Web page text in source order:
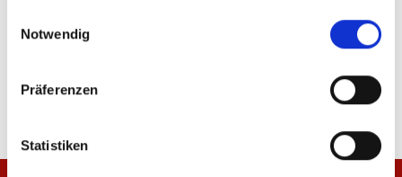
Notwendig
Präferenzen
Statistiken
Strickmütze Logo Strickmütze 05er